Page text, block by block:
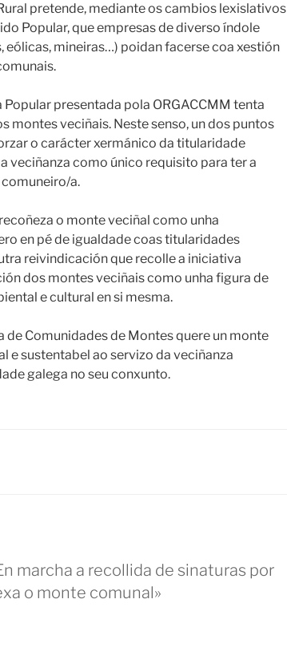
pretende, mediante os cambios lexislativos
Popular, que empresas de diverso índole
eólicas, mineiras…) poidan facerse coa xestión
presentada pola ORGACCMM tenta
montes veciñais. Neste senso, un dos puntos
o carácter xermánico da titularidade
veciñanza como único requisito para ter a
a.
o monte veciñal como unha
en pé de igualdade coas titularidades
reivindicación que recolle a iniciativa
dos montes veciñais como unha figura de
e cultural en si mesma.
de Comunidades de Montes quere un monte
e sustentabel ao servizo da veciñanza
galega no seu conxunto.
marcha a recollida de sinaturas por
o monte comunal»